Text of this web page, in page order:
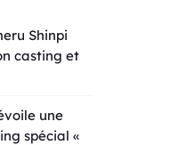
Shinpi
casting et
une
spécial «